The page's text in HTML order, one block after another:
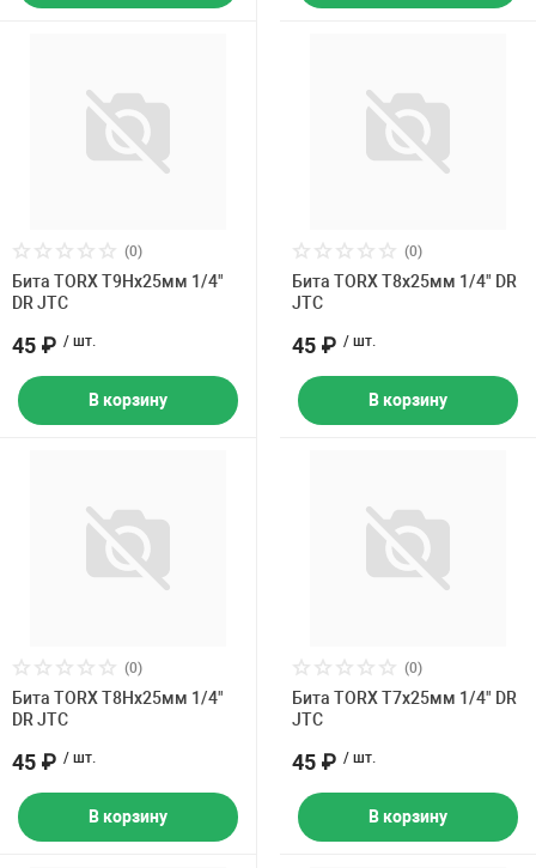
(0)
Бита TORX Т9Hх25мм 1/4"
DR JTC
45 ₽ / шт.
В корзину
(0)
Бита TORX Т8х25мм 1/4" DR
JTC
45 ₽ / шт.
В корзину
(0)
Бита TORX Т8Hх25мм 1/4"
DR JTC
45 ₽ / шт.
В корзину
(0)
Бита TORX Т7х25мм 1/4" DR
JTC
45 ₽ / шт.
В корзину